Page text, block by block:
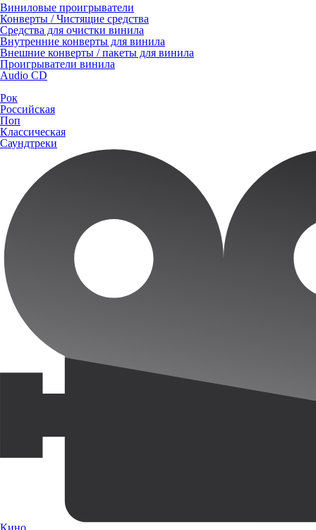
Виниловые проигрыватели
Конверты / Чистящие средства
Средства для очистки винила
Внутренние конверты для винила
Внешние конверты / пакеты для винила
Проигрыватели винила
Audio CD
Рок
Российская
Поп
Классическая
Саундтреки
Кино